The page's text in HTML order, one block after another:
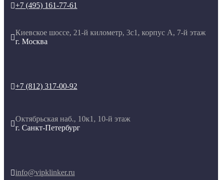
+7 (495) 161-77-61

Киевское шоссе, 21-й километр, 3с1, корпус А, 7-й этаж
г. Москва
+7 (812) 317-00-92

Октябрьская наб., 10к1, 10-й этаж
г. Санкт-Петербург
info@vipklinker.ru